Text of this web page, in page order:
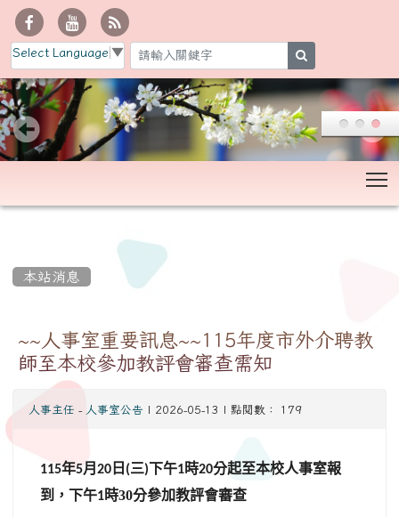
Select Language ▼
本站消息
~~人事室重要訊息~~115年度市外介聘教
師至本校參加教評會審查需知
人事主任 - 人事室公告 | 2026-05-13 | 點閱數： 179
115年5月 20 日 (三)下午1時20分起至本校人事室報
到，下午1時30分參加教評會審查